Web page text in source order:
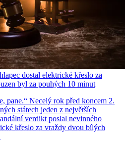
dostal elektrické křeslo za
byl za pouhých 10 minut
pane.“ Necelý rok před koncem 2.
státech jeden z největších
verdikt poslal nevinného
křeslo za vraždy dvou bílých